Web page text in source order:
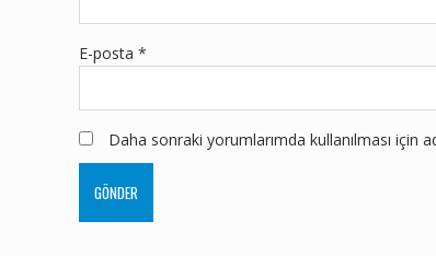
E-posta *
Daha sonraki yorumlarımda kullanılması için